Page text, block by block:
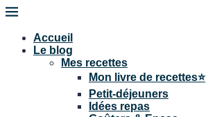
Accueil
Le blog
Mes recettes
Mon livre de recettes⭐
Petit-déjeuners
Idées repas